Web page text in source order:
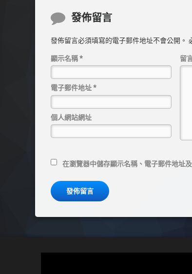
Comments
發佈留言
發佈留言必須填寫的電子郵件地址不會公開。
留
顯示名稱*
電子郵件地址*
個人網站網址
在瀏覽器中儲存顯示名稱、電子郵件地址